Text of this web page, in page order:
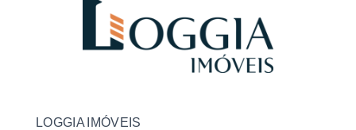
LOGGIA IMÓVEIS